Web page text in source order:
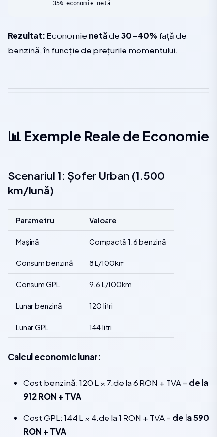
Rezultat: Economie netăde30-40% față de
benzină, în funcție de prețurile momentului.
📊 Exemple Reale de Economie
Scenariul 1: Șofer Urban (1.500
km/lună)
Parametru Valoare
Mașină Compactă 1.6 benzină
Consum benzină 8 L/100km
Consum GPL 9.6 L/100km
Lunar benzină 120 litri
Lunar GPL 144 litri
Calcul economic lunar:
Cost benzină: 120 L × 7.de la 6 RON + TVA = de la
912 RON + TVA
Cost GPL: 144 L × 4.de la 1 RON + TVA = de la 590
RON + TVA